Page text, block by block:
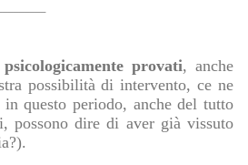
psicologicamente provati, anche
possibilità di intervento, ce ne
questo periodo, anche del tutto
possono dire di aver già vissuto